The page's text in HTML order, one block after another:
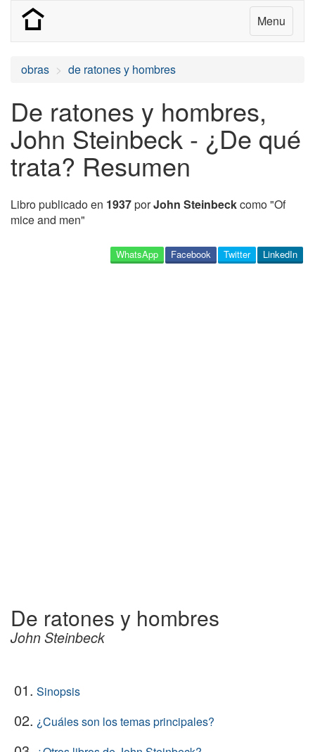
Menu
obras de ratones y hombres
De ratones y hombres,
John Steinbeck - ¿De qué
trata? Resumen
Libro publicado en 1937porJohn Steinbeckcomo "Of
mice and men"
LinkedIn
Twitter
Facebook
WhatsApp
De ratones y hombres
John Steinbeck
01. Sinopsis
02. ¿Cuáles son los temas principales?